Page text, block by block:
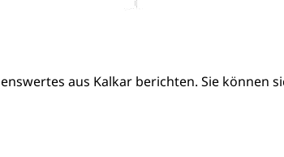
aus Kalkar berichten. Sie können